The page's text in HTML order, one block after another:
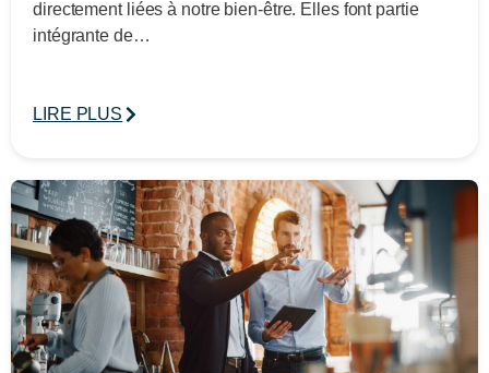
directement liées à notre bien-être. Elles font partie
intégrante de…
LIRE PLUS